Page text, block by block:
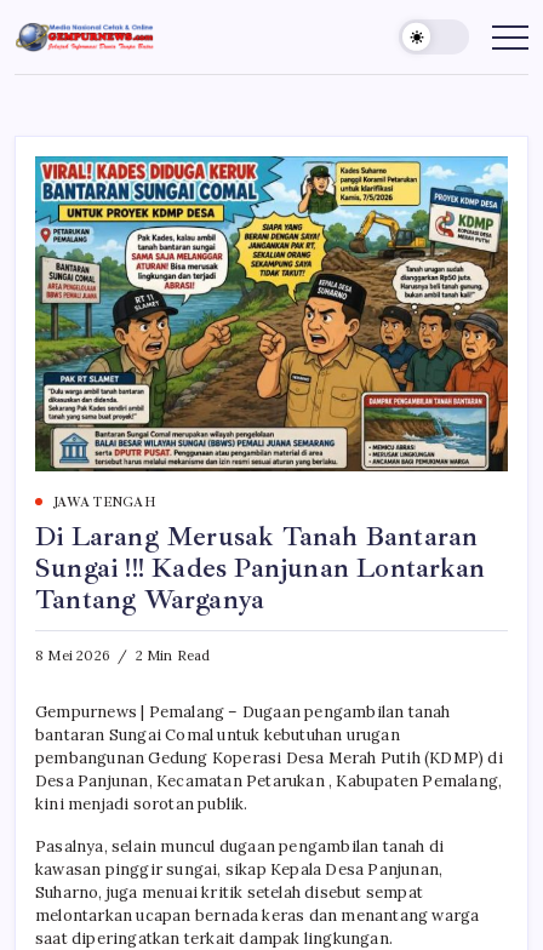
to
content
Gempur
News
Jelajah
Dunia
JAWA TENGAH
Di Larang Merusak Tanah Bantaran
Sungai !!! Kades Panjunan Lontarkan
Tantang Warganya
8 Mei 2026 2 Min Read
Gempurnews | Pemalang – Dugaan pengambilan tanah
bantaran Sungai Comal untuk kebutuhan urugan
pembangunan Gedung Koperasi Desa Merah Putih (KDMP) di
Desa Panjunan, Kecamatan Petarukan , Kabupaten Pemalang,
kini menjadi sorotan publik.
Pasalnya, selain muncul dugaan pengambilan tanah di
kawasan pinggir sungai, sikap Kepala Desa Panjunan,
Suharno, juga menuai kritik setelah disebut sempat
melontarkan ucapan bernada keras dan menantang warga
saat diperingatkan terkait dampak lingkungan.